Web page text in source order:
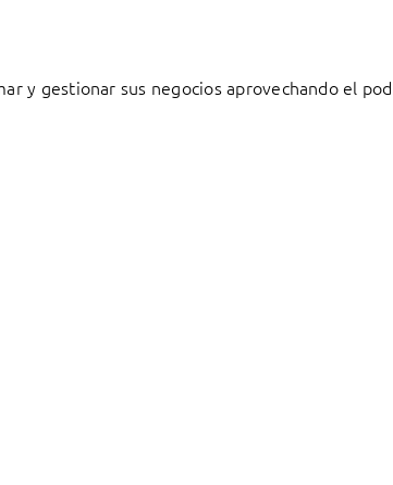
y gestionar sus negocios aprovechando el